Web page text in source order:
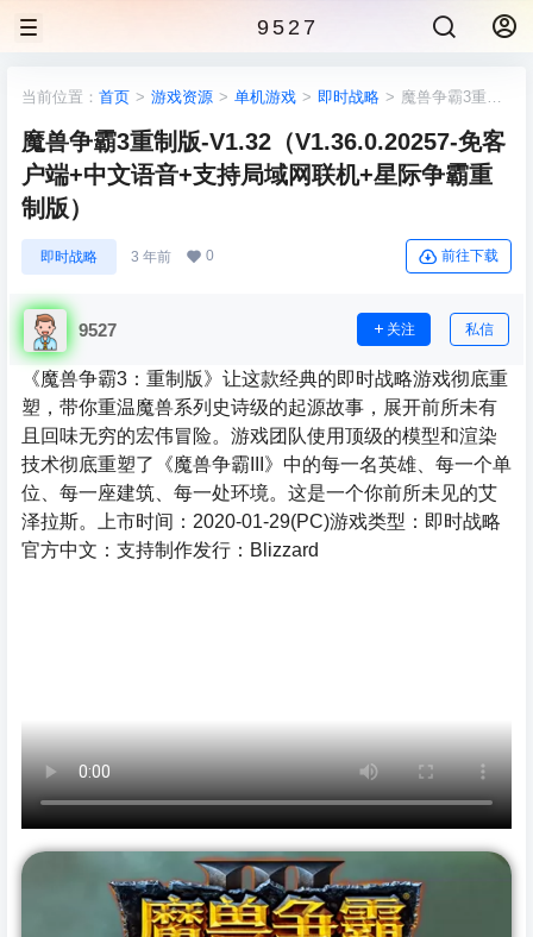
9527
当前位置： 首页 > 游戏资源 > 单机游戏 > 即时战略 > 魔兽争霸3重制
霸重制版）
魔兽争霸3重制版-V1.32（V1.36.0.20257-免客
户端+中文语音+支持局域网联机+星际争霸重
制版）
即时战略 3 年前 0 前往下载
9527 关注 私信
《魔兽争霸3：重制版》让这款经典的即时战略游戏彻底重
塑，带你重温魔兽系列史诗级的起源故事，展开前所未有
且回味无穷的宏伟冒险。游戏团队使用顶级的模型和渲染
技术彻底重塑了《魔兽争霸III》中的每一名英雄、每一个单
位、每一座建筑、每一处环境。这是一个你前所未见的艾
泽拉斯。上市时间：2020-01-29(PC)游戏类型：即时战略
官方中文：支持制作发行：Blizzard